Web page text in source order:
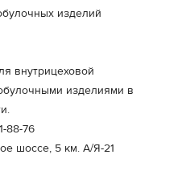
изделий
внутрицеховой
изделиями в
88-76
шоссе, 5 км. А/Я-21